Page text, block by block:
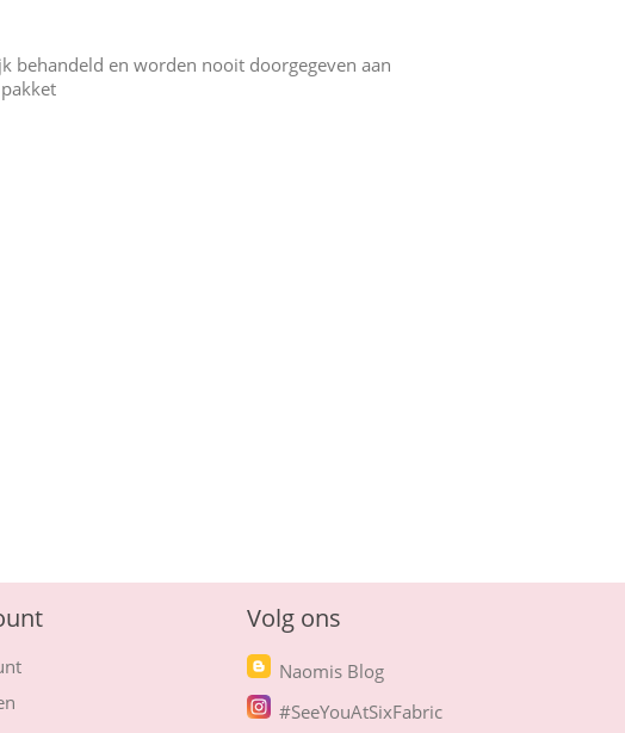
en worden nooit doorgegeven aan
Volg ons
Naomis Blog
#SeeYouAtSixFabric